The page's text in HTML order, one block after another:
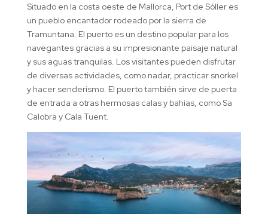
Situado en la costa oeste de Mallorca, Port de Sóller es
un pueblo encantador rodeado por la sierra de
Tramuntana. El puerto es un destino popular para los
navegantes gracias a su impresionante paisaje natural
y sus aguas tranquilas. Los visitantes pueden disfrutar
de diversas actividades, como nadar, practicar snorkel
y hacer senderismo. El puerto también sirve de puerta
de entrada a otras hermosas calas y bahías, como Sa
Calobra y Cala Tuent.